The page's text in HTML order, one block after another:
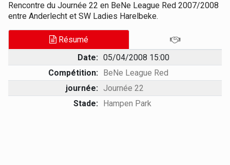
Rencontre du Journée 22 en BeNe League Red 2007/2008
entre Anderlecht et SW Ladies Harelbeke.
Résumé
Date: 05/04/2008 15:00
Compétition: BeNe League Red
journée: Journée 22
Stade: Hampen Park